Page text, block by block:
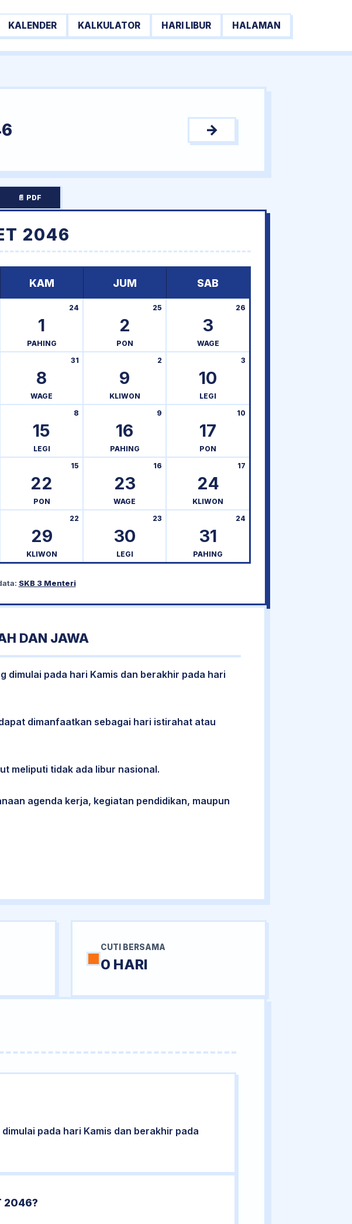
KALENDER KALKULATOR HARI LIBUR HALAMAN
→
📄 PDF
2046
KAM JUM SAB
1
24
PAHING
2
25
PON
3
26
WAGE
8
31
WAGE
9
2
KLIWON
10
3
LEGI
15
8
LEGI
16
9
PAHING
17
10
PON
22
15
PON
23
16
WAGE
24
17
KLIWON
29
22
KLIWON
30
23
LEGI
31
24
PAHING
SKB 3 Menteri
DAN JAWA
dimulai pada hari Kamis dan berakhir pada hari
dimanfaatkan sebagai hari istirahat atau
meliputi tidak ada libur nasional.
agenda kerja, kegiatan pendidikan, maupun
CUTI BERSAMA
0 HARI
dimulai pada hari Kamis dan berakhir pada
2046?